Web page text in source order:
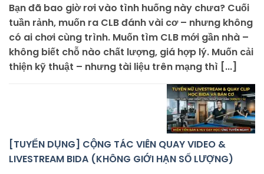
Bạn đã bao giờ rơi vào tình huống này chưa? Cuối
tuần rảnh, muốn ra CLB đánh vài cơ – nhưng không
có ai chơi cùng trình. Muốn tìm CLB mới gần nhà –
không biết chỗ nào chất lượng, giá hợp lý. Muốn cải
thiện kỹ thuật – nhưng tài liệu trên mạng thì [...]
[TUYỂN DỤNG] CỘNG TÁC VIÊN QUAY VIDEO &
LIVESTREAM BIDA (KHÔNG GIỚI HẠN SỐ LƯỢNG)